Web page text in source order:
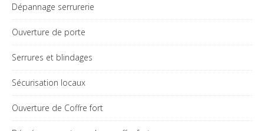
Dépannage serrurerie
Ouverture de porte
Serrures et blindages
Sécurisation locaux
Ouverture de Coffre fort